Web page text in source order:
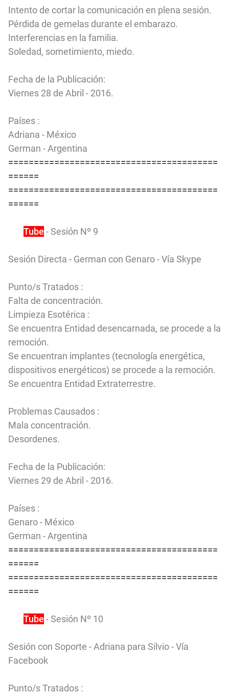
Intento de cortar la comunicación en plena sesión.
Pérdida de gemelas durante el embarazo.
Interferencias en la familia.
Soledad, sometimiento, miedo.
Fecha de la Publicación:
Viernes 28 de Abril - 2016.
Países :
Adriana - México
German - Argentina
=========================================
======
=========================================
======
Tube - Sesión Nº 9
Sesión Directa - German con Genaro - Vía Skype
Punto/s Tratados :
Falta de concentración.
Limpieza Esotérica :
Se encuentra Entidad desencarnada, se procede a la
remoción.
Se encuentran implantes (tecnología energética,
dispositivos energéticos) se procede a la remoción.
Se encuentra Entidad Extraterrestre.
Problemas Causados :
Mala concentración.
Desordenes.
Fecha de la Publicación:
Viernes 29 de Abril - 2016.
Países :
Genaro - México
German - Argentina
=========================================
======
=========================================
======
Tube - Sesión Nº 10
Sesión con Soporte - Adriana para Silvio - Vía
Facebook
Punto/s Tratados :